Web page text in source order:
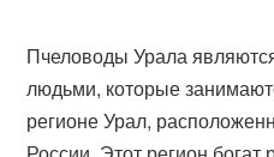
Пчеловоды Урала
людьми, которые
регионе Урал,